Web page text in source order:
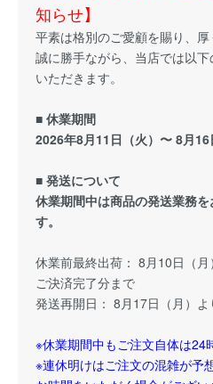
知らせ】
平素は格別のご愛顧を賜り、厚
誠に勝手ながら、当店では以
いただきます。
■ 休業期間
2026年8月11日（火）〜 8月16
■ 発送について
休業期間中は商品の発送業務
す。
休業前最終出荷： 8月10日（
ご決済完了分まで
発送再開日： 8月17日（月）よ
※休業期間中もご注文自体は24
※連休明けはご注文の混雑が予